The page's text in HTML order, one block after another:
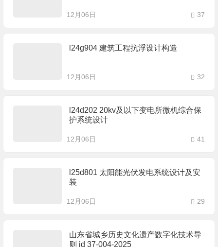
12月06日 37
l24g904 建筑工程抗浮设计构造
12月06日 32
l24d202 20kv及以下变电所微机综合保
护系统设计
12月06日 41
l25d801 太阳能光伏发电系统设计及安
装
12月06日 29
山东省城乡历史文化遗产数字化技术导
则 jd 37-004-2025